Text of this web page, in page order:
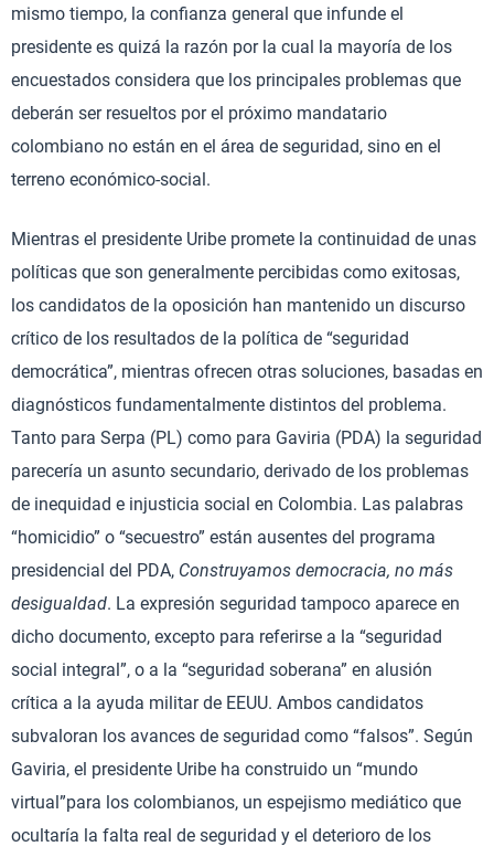
mismo tiempo, la confianza general que infunde el
presidente es quizá la razón por la cual la mayoría de los
encuestados considera que los principales problemas que
deberán ser resueltos por el próximo mandatario
colombiano no están en el área de seguridad, sino en el
terreno económico-social.
Mientras el presidente Uribe promete la continuidad de unas
políticas que son generalmente percibidas como exitosas,
los candidatos de la oposición han mantenido un discurso
crítico de los resultados de la política de “seguridad
democrática”, mientras ofrecen otras soluciones, basadas en
diagnósticos fundamentalmente distintos del problema.
Tanto para Serpa (PL) como para Gaviria (PDA) la seguridad
parecería un asunto secundario, derivado de los problemas
de inequidad e injusticia social en Colombia. Las palabras
“homicidio” o “secuestro” están ausentes del programa
presidencial del PDA, Construyamos democracia, no más
desigualdad. La expresión seguridad tampoco aparece en
dicho documento, excepto para referirse a la “seguridad
social integral”, o a la “seguridad soberana” en alusión
crítica a la ayuda militar de EEUU. Ambos candidatos
subvaloran los avances de seguridad como “falsos”. Según
Gaviria, el presidente Uribe ha construido un “mundo
virtual”para los colombianos, un espejismo mediático que
ocultaría la falta real de seguridad y el deterioro de los